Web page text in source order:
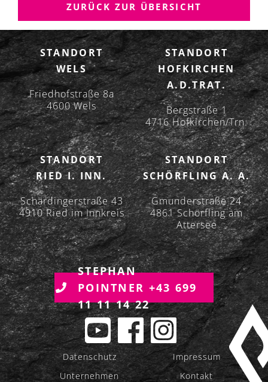
S
N
A
V
I
G
A
T
I
O
N
ZURÜCK ZUR ÜBERSICHT
STANDORT
WELS
Friedhofstraße 8a
4600 Wels
STANDORT
HOFKIRCHEN
A.D.TRAT.
Bergstraße 1
4716 Hofkirchen/Trn.
STANDORT
RIED I. INN.
Schärdingerstraße 43
4910 Ried im Innkreis
STANDORT
SCHÖRFLING A. A.
Gmunderstraße 24
4861 Schörfling am
Attersee
STEPHAN
POINTNER +43 699
11 11 14 22
Datenschutz
Impressum
Unternehmen
Kontakt